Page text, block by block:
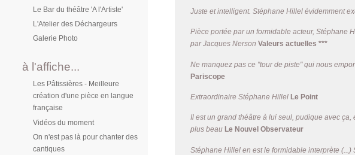
Le Bar du théâtre 'A l'Artiste'
L'Atelier des Déchargeurs
Galerie Photo
à l'affiche...
Les Pâtissières - Meilleure
création d'une pièce en langue
française
Vidéos du moment
On n'est pas là pour chanter des
cantiques
Juste et intelligent. Stéphane Hillel évidemment
Pièce portée par un formidable acteur, Stéphane
par Jacques Nerson Valeurs actuelles ***
Ne manquez pas ce "tour de piste" qui nous
Pariscope
Extraordinaire Stéphane Hillel Le Point
Il est un grand théâtre à lui seul, pudique avec
plus beau Le Nouvel Observateur
Stéphane Hillel en est le formidable interprète